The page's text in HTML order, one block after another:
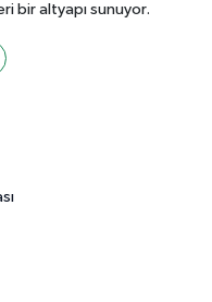
bir altyapı sunuyor.